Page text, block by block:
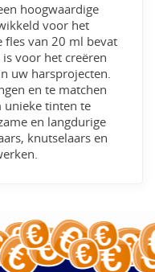
hoogwaardige
voor het
fles van 20 ml bevat
voor het creëren
uw harsprojecten.
en te matchen
unieke tinten te
en langdurige
knutselaars en